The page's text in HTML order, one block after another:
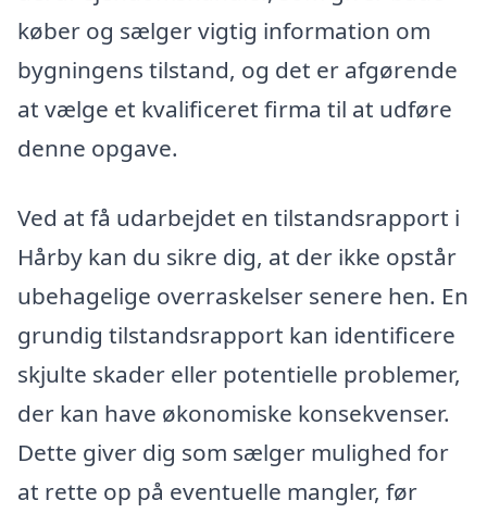
køber og sælger vigtig information om
bygningens tilstand, og det er afgørende
at vælge et kvalificeret firma til at udføre
denne opgave.
Ved at få udarbejdet en tilstandsrapport i
Hårby kan du sikre dig, at der ikke opstår
ubehagelige overraskelser senere hen. En
grundig tilstandsrapport kan identificere
skjulte skader eller potentielle problemer,
der kan have økonomiske konsekvenser.
Dette giver dig som sælger mulighed for
at rette op på eventuelle mangler, før